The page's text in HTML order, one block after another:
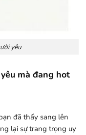
yêu
mà đang hot
đã thấy sang lên
lại sự trang trọng uy